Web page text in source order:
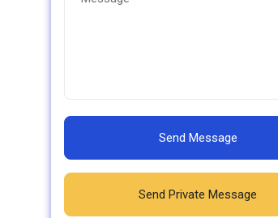
Send Message
Send Private Message